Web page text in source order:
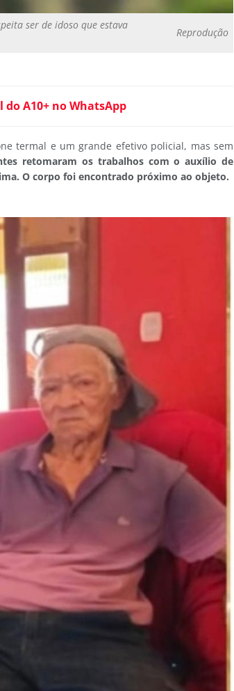
ser de idoso que estava
Reprodução
A10+ no WhatsApp
termal e um grande efetivo policial, mas sem
retomaram os trabalhos com o auxílio de
O corpo foi encontrado próximo ao objeto.